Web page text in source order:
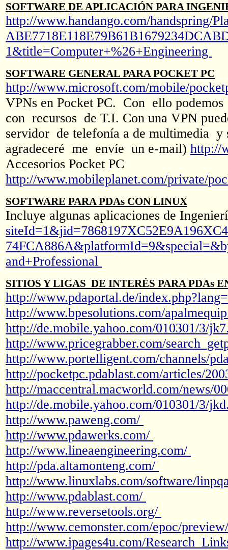
SOFTWARE DE APLICACIÓN PARA
http://www.handango.com/handspring/
1&title=Computer+%26+Engineering
SOFTWARE GENERAL PARA POCKET PC
http://www.microsoft.com/mobile/
VPNs en Pocket PC. Con ello
con recursos de T.I. Con una VPN
servidor de telefonía a de multimedia
agradeceré me envíe un e-mail) http://
Accesorios Pocket PC
http://www.mobileplanet.com/private/
SOFTWARE PARA PDAs CON LINUX
Incluye algunas aplicaciones de
and+Professional
SITIOS Y LIGAS DE INTERÉS PARA PDAs
http://www.pdaportal.de/
http://www.bpesolutions.com/
http://de.mobile.yahoo.com/010301/3/
http://www.pricegrabber.com/
http://www.portelligent.com/channels/
http://pocketpc.pdablast.com/articles/
http://maccentral.macworld.com/news/
http://de.mobile.yahoo.com/010301/3/
http://www.paweng.com/
http://www.pdawerks.com/
http://www.lineaengineering.com/
http://pda.altamonteng.com/
http://www.linuxlabs.com/software/
http://www.pdablast.com/
http://www.reversetools.org/
http://www.cemonster.com/epoc/
http://www.ipages4u.com/